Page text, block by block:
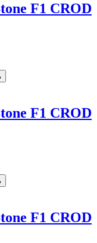
F1 CROD
F1 CROD
F1 CROD